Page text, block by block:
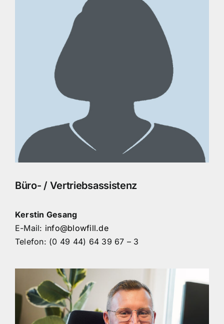
Büro- / Vertriebsassistenz
Kerstin Gesang
E-Mail: info@blowfill.de
Telefon: (0 49 44) 64 39 67 – 3